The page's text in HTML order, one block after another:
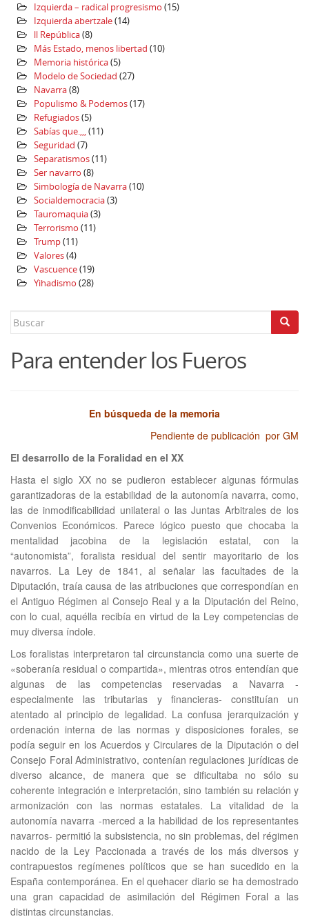
Izquierda – radical progresismo (15)
Izquierda abertzale(14)
ll República(8)
Más Estado, menos libertad (10)
Memoria histórica(5)
Modelo de Sociedad (27)
Navarra(8)
Populismo & Podemos(17)
Refugiados(5)
Sabías que.,,,(11)
Seguridad (7)
Separatismos(11)
Ser navarro (8)
Simbología de Navarra(10)
Socialdemocracia(3)
Tauromaquia(3)
Terrorismo (11)
Trump(11)
Valores(4)
Vascuence(19)
Yihadismo (28)
for:
Para entender los Fueros
En búsqueda de la memoria
Pendiente de publicación por GM
El desarrollo de la Foralidad en el XX
Hasta el siglo XX no se pudieron establecer algunas fórmulas
garantizadoras de la estabilidad de la autonomía navarra, como,
las de inmodificabilidad unilateral o las Juntas Arbitrales de los
Convenios Económicos. Parece lógico puesto que chocaba la
mentalidad jacobina de la legislación estatal, con la
“autonomista”, foralista residual del sentir mayoritario de los
navarros. La Ley de 1841, al señalar las facultades de la
Diputación, traía causa de las atribuciones que correspondían en
el Antiguo Régimen al Consejo Real y a la Diputación del Reino,
con lo cual, aquélla recibía en virtud de la Ley competencias de
muy diversa índole.
Los foralistas interpretaron tal circunstancia como una suerte de
«soberanía residual o compartida», mientras otros entendían que
algunas de las competencias reservadas a Navarra -
especialmente las tributarias y financieras- constituían un
atentado al principio de legalidad. La confusa jerarquización y
ordenación interna de las normas y disposiciones forales, se
podía seguir en los Acuerdos y Circulares de la Diputación o del
Consejo Foral Administrativo, contenían regulaciones jurídicas de
diverso alcance, de manera que se dificultaba no sólo su
coherente integración e interpretación, sino también su relación y
armonización con las normas estatales. La vitalidad de la
autonomía navarra -merced a la habilidad de los representantes
navarros- permitió la subsistencia, no sin problemas, del régimen
nacido de la Ley Paccionada a través de los más diversos y
contrapuestos regímenes políticos que se han sucedido en la
España contemporánea. En el quehacer diario se ha demostrado
una gran capacidad de asimilación del Régimen Foral a las
distintas circunstancias.